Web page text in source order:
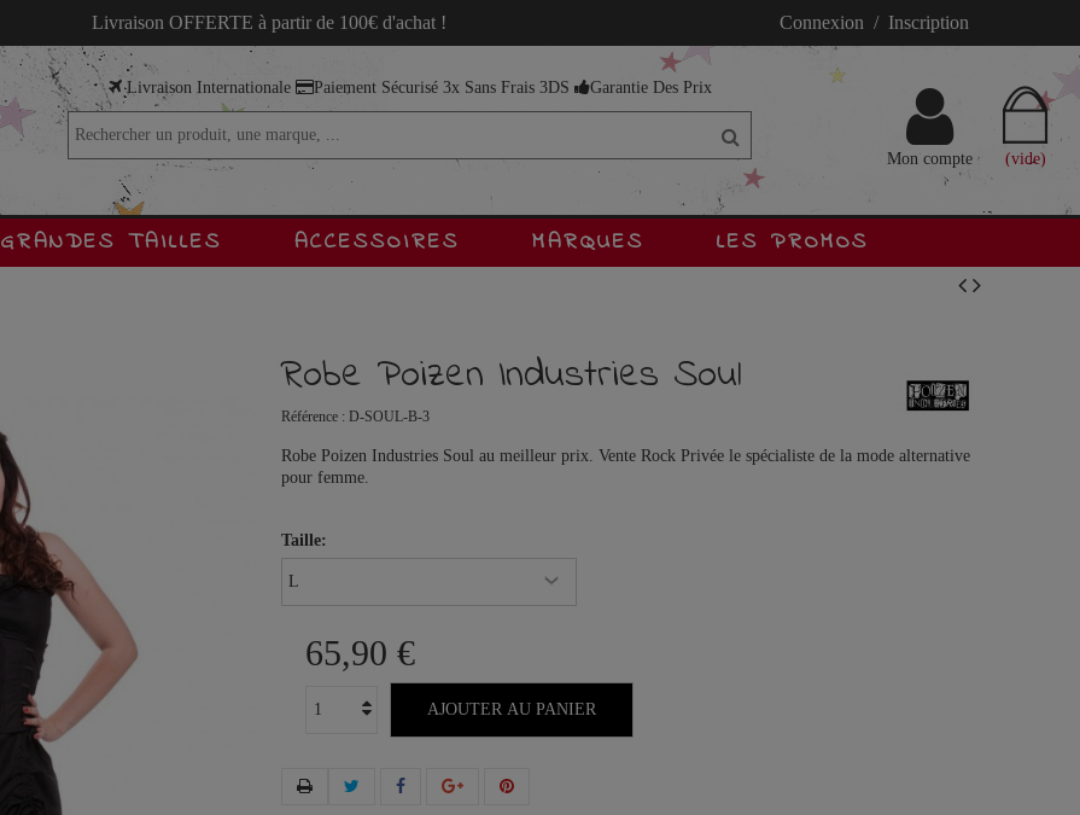
Livraison OFFERTE à partir de 100€ d'achat ! Connexion / Inscription
Livraison Internationale Paiement Sécurisé 3x Sans Frais 3DS Garantie Des Prix
(vide)
Mon compte
GRANDES TAILLES ACCESSOIRES MARQUES LES PROMOS
Robe Poizen Industries Soul
Référence : D-SOUL-B-3
Robe Poizen Industries Soul au meilleur prix. Vente Rock Privée le spécialiste de la mode alternative
pour femme.
Taille:
65,90 €
AJOUTER AU PANIER